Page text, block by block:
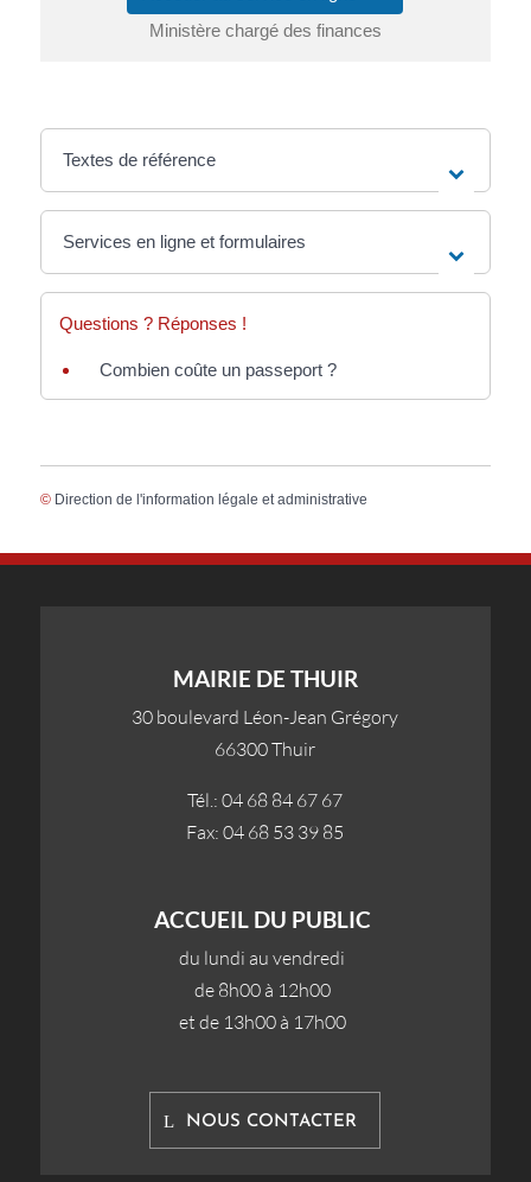
Ministère chargé des finances
Textes de référence
Services en ligne et formulaires
Questions ? Réponses !
Combien coûte un passeport ?
© Direction de l'information légale et administrative
MAIRIE DE THUIR
30 boulevard Léon-Jean Grégory
66300 Thuir
Tél.: 04 68 84 67 67
Fax: 04 68 53 39 85
ACCUEIL DU PUBLIC
du lundi au vendredi
de 8h00 à 12h00
et de 13h00 à 17h00
NOUS CONTACTER